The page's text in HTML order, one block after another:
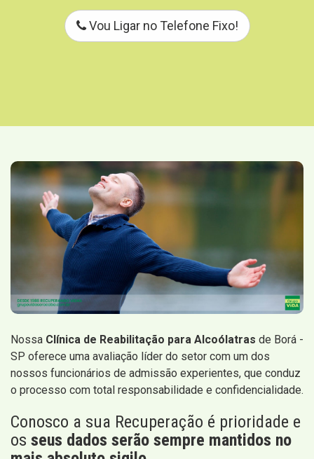
Vou Ligar no Telefone Fixo!
Nossa Clínica de Reabilitação para Alcoólatras de Borá -
SP oferece uma avaliação líder do setor com um dos
nossos funcionários de admissão experientes, que conduz
o processo com total responsabilidade e confidencialidade.
Conosco a sua Recuperação é prioridade e
os seus dados serão sempre mantidos no